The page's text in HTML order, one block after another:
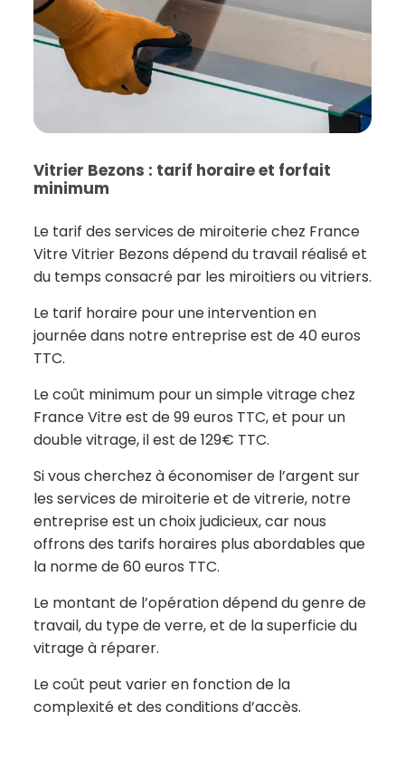
Vitrier Bezons : tarif horaire et forfait
minimum
Le tarif des services de miroiterie chez France
Vitre Vitrier Bezons dépend du travail réalisé et
du temps consacré par les miroitiers ou vitriers.
Le tarif horaire pour une intervention en
journée dans notre entreprise est de 40 euros
TTC.
Le coût minimum pour un simple vitrage chez
France Vitre est de 99 euros TTC, et pour un
double vitrage, il est de 129€ TTC.
Si vous cherchez à économiser de l’argent sur
les services de miroiterie et de vitrerie, notre
entreprise est un choix judicieux, car nous
offrons des tarifs horaires plus abordables que
la norme de 60 euros TTC.
Le montant de l’opération dépend du genre de
travail, du type de verre, et de la superficie du
vitrage à réparer.
Le coût peut varier en fonction de la
complexité et des conditions d’accès.